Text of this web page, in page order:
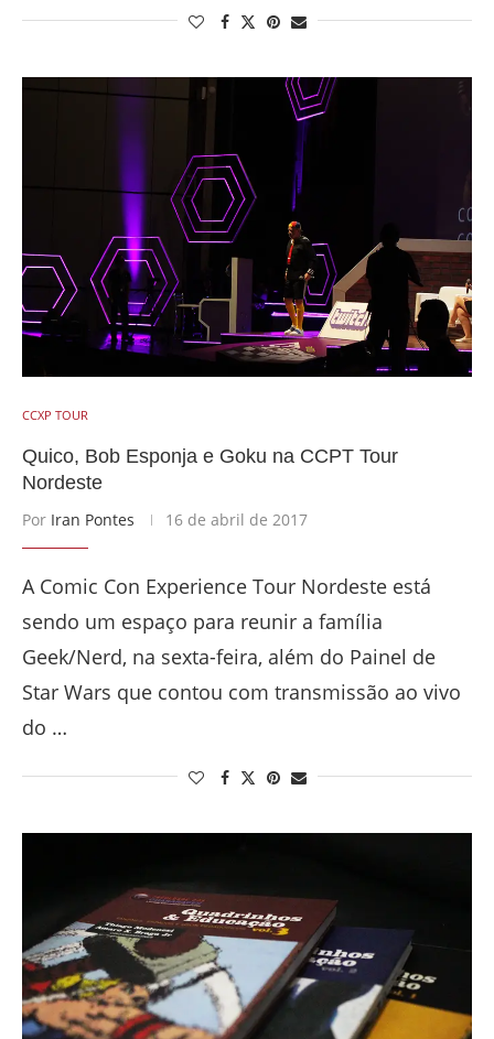
CCXP TOUR
Quico, Bob Esponja e Goku na CCPT Tour
Nordeste
Por Iran Pontes 16 de abril de 2017
A Comic Con Experience Tour Nordeste está
sendo um espaço para reunir a família
Geek/Nerd, na sexta-feira, além do Painel de
Star Wars que contou com transmissão ao vivo
do …